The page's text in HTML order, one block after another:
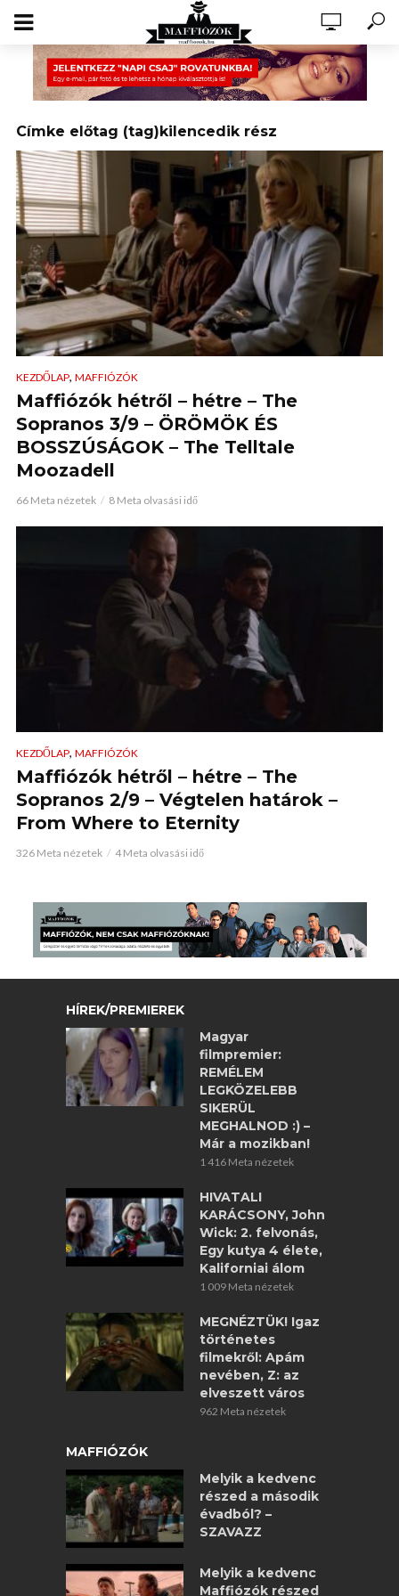
Címke előtag (tag)kilencedik rész
KEZDŐLAP, MAFFIÓZÓK
Maffiózók hétről – hétre – The
Sopranos 3/9 – ÖRÖMÖK ÉS
BOSSZÚSÁGOK – The Telltale
Moozadell
66 Meta nézetek 8 Meta olvasási idő
KEZDŐLAP, MAFFIÓZÓK
Maffiózók hétről – hétre – The
Sopranos 2/9 – Végtelen határok –
From Where to Eternity
326 Meta nézetek 4 Meta olvasási idő
HÍREK/PREMIEREK
Magyar
filmpremier:
REMÉLEM
LEGKÖZELEBB
SIKERÜL
MEGHALNOD :) –
Már a mozikban!
1 416 Meta nézetek
HIVATALI
KARÁCSONY, John
Wick: 2. felvonás,
Egy kutya 4 élete,
Kaliforniai álom
1 009 Meta nézetek
MEGNÉZTÜK! Igaz
történetes
filmekről: Apám
nevében, Z: az
elveszett város
962 Meta nézetek
MAFFIÓZÓK
Melyik a kedvenc
részed a második
évadból? –
SZAVAZZ
Melyik a kedvenc
Maffiózók részed